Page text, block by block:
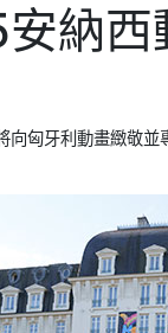
納西
匈牙利動畫緻敬